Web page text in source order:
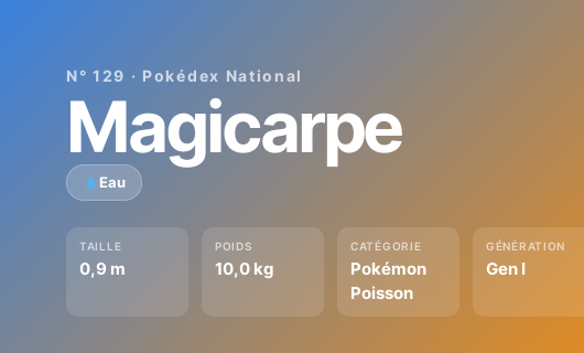
N° 129 · Pokédex National
Magicarpe
Eau
TAILLE
0,9 m
POIDS
10,0 kg
CATÉGORIE
Pokémon
Poisson
GÉNÉRATION
Gen I